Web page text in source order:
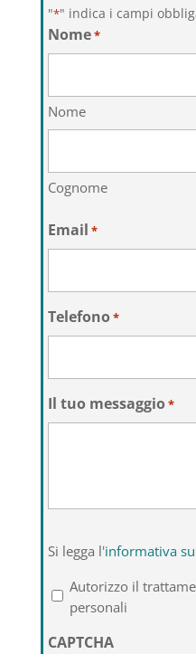
"*" indica i campi
Nome*
Nome
Cognome
Email *
Telefono*
Il tuo messaggio*
legga
l'informativa
sulla
privacy
*
Si legga l'informativa
Autorizzo il
personali
CAPTCHA